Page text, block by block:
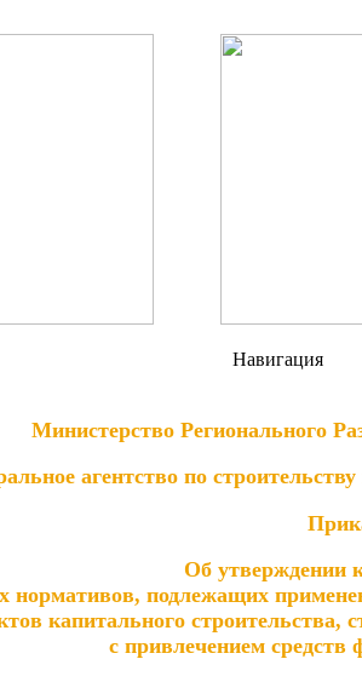
Навигация
Министерство Регионального
агентство по
Об утверждении
нормативов, подлежащих
капитального строительства,
с привлечением средств